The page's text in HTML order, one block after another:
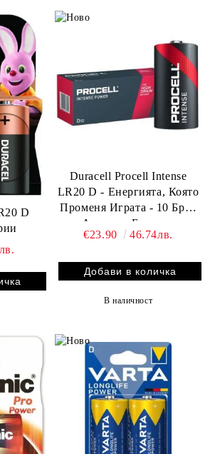
D
Duracell Procell Intense
LR20 D - Енергията, Която
Променя Играта - 10 Броя
Алкални Батерии
€23.90
46.74лв.
В наличност